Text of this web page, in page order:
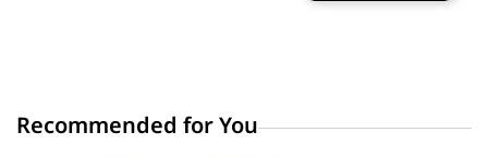
Recommended for You